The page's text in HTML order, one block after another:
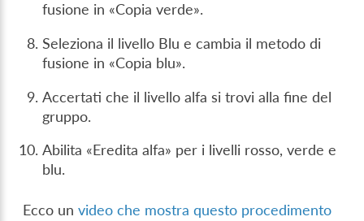
fusione in «Copia verde».
Seleziona il livello Blu e cambia il metodo di
fusione in «Copia blu».
Accertati che il livello alfa si trovi alla fine del
gruppo.
Abilita «Eredita alfa» per i livelli rosso, verde e
blu.
Ecco unvideo che mostra questo procedimento